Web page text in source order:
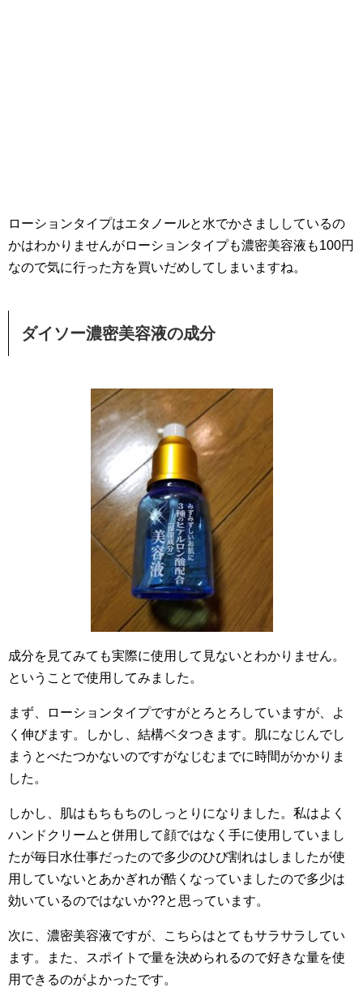
ローションタイプはエタノールと水でかさまししているの
かはわかりませんがローションタイプも濃密美容液も100円
なので気に行った方を買いだめしてしまいますね。
ダイソー濃密美容液の成分
成分を見てみても実際に使用して見ないとわかりません。
ということで使用してみました。
まず、ローションタイプですがとろとろしていますが、よ
く伸びます。しかし、結構ベタつきます。肌になじんでし
まうとべたつかないのですがなじむまでに時間がかかりま
した。
しかし、肌はもちもちのしっとりになりました。私はよく
ハンドクリームと併用して顔ではなく手に使用していまし
たが毎日水仕事だったので多少のひび割れはしましたが使
用していないとあかぎれが酷くなっていましたので多少は
効いているのではないか??と思っています。
次に、濃密美容液ですが、こちらはとてもサラサラしてい
ます。また、スポイトで量を決められるので好きな量を使
用できるのがよかったです。